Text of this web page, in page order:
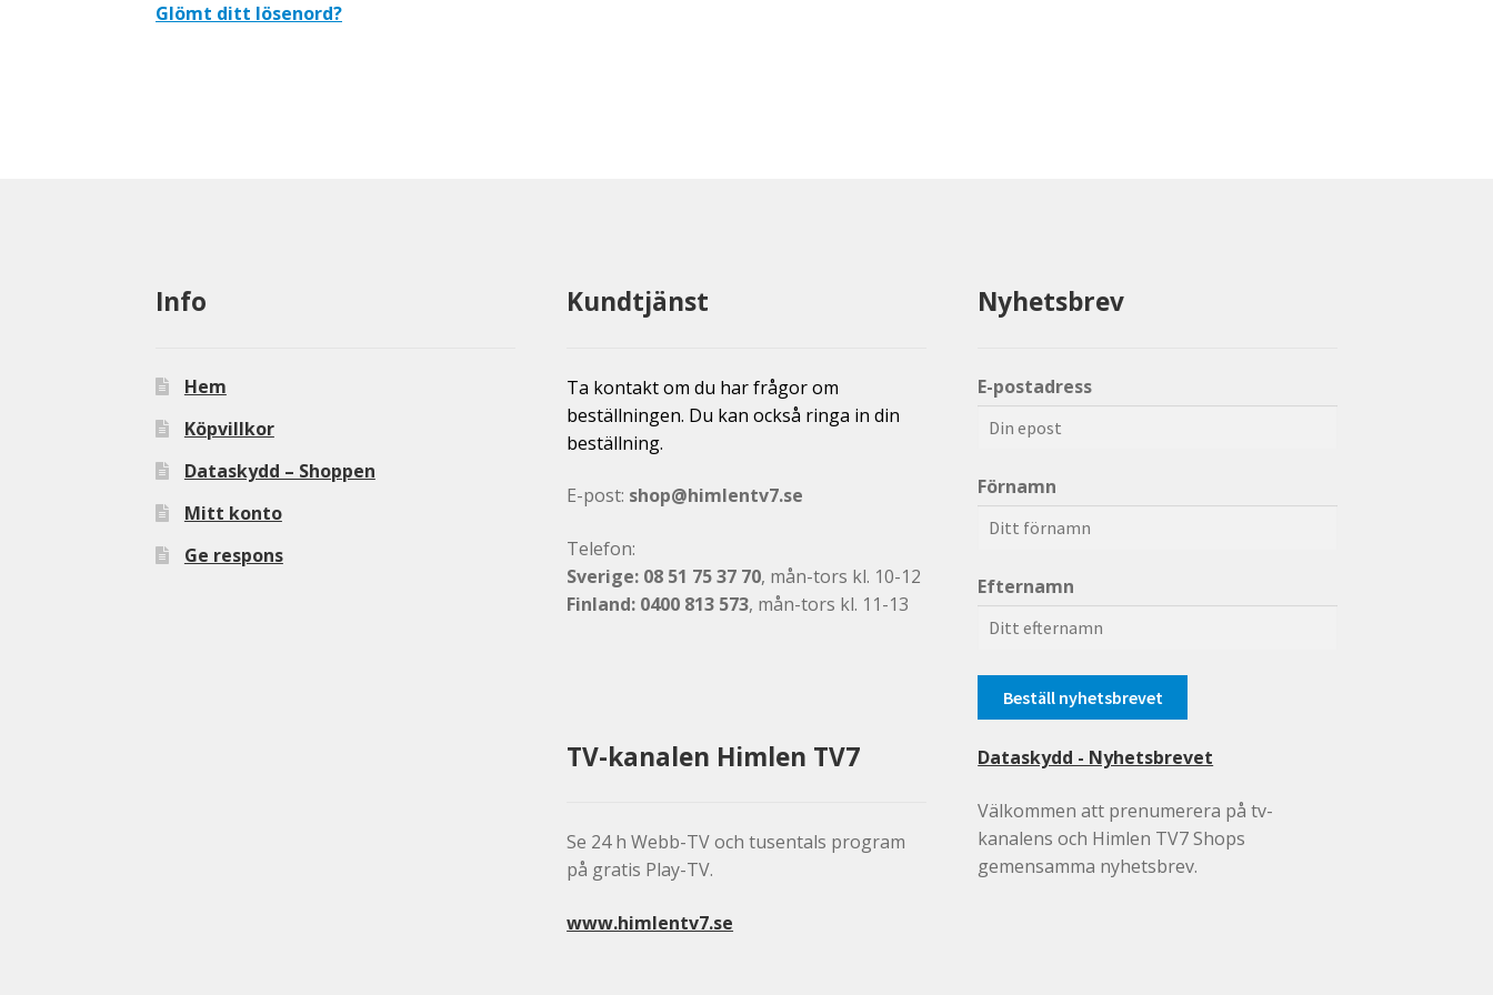
Glömt ditt lösenord?
Info
Hem
Köpvillkor
Dataskydd – Shoppen
Mitt konto
Ge respons
Kundtjänst
Ta kontakt om du har frågor om
beställningen. Du kan också ringa in din
beställning.
E-post: shop@himlentv7.se
Telefon:
Sverige: 08 51 75 37 70, mån-tors kl. 10-12
Finland: 0400 813 573, mån-tors kl. 11-13
TV-kanalen Himlen TV7
Se 24 h Webb-TV och tusentals program
på gratis Play-TV.
www.himlentv7.se
Nyhetsbrev
E-postadress
Förnamn
Efternamn
Dataskydd - Nyhetsbrevet
Välkommen att prenumerera på tv-
kanalens och Himlen TV7 Shops
gemensamma nyhetsbrev.